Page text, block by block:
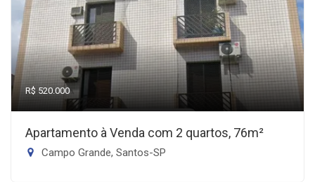
R$ 520.000
Apartamento à Venda com 2 quartos, 76m²
Campo Grande, Santos-SP